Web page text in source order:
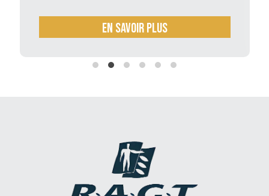
En savoir plus